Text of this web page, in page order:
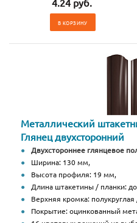
4.24 руб.
В КОРЗИНУ
Металлический
Глянец двухсторонний
Двухстороннее глянцевое
Ширина: 130 мм,
Высота профиля: 19 мм,
Длина штакетины / планки:
Верхняя кромка:
Покрытие: оцинкованный